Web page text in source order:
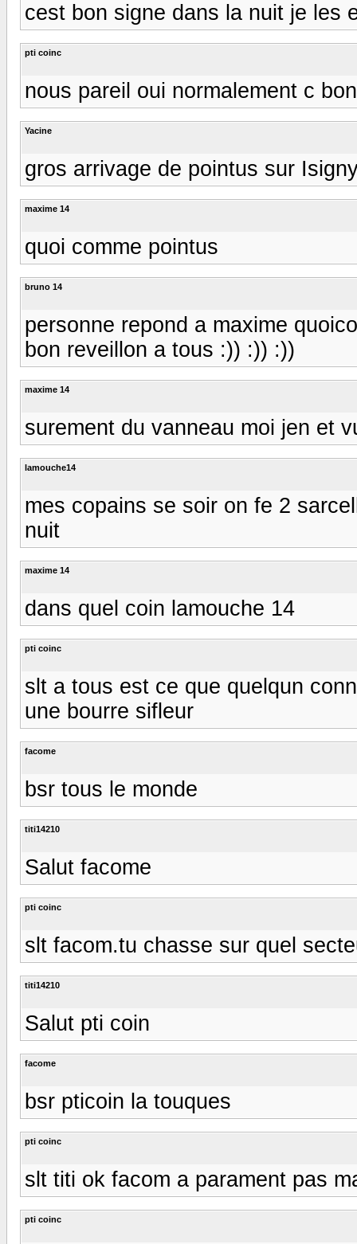
cest bon signe dans la nuit je les
pti coinc
nous pareil oui normalement c
Yacine
gros arrivage de pointus sur
maxime 14
quoi comme pointus
bruno 14
personne repond a maxime
bon reveillon a tous :)) :)) :))
maxime 14
surement du vanneau moi jen et
lamouche14
mes copains se soir on fe 2
nuit
maxime 14
dans quel coin lamouche 14
pti coinc
slt a tous est ce que quelqun
une bourre sifleur
facome
bsr tous le monde
titi14210
Salut facome
pti coinc
slt facom.tu chasse sur quel
titi14210
Salut pti coin
facome
bsr pticoin la touques
pti coinc
slt titi ok facom a parament pas
pti coinc